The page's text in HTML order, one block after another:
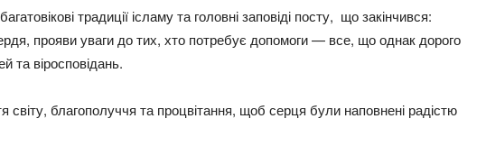
традиції ісламу та головні заповіді посту, що закінчився:
прояви уваги до тих, хто потребує допомоги — все, що однак дорого
та віросповідань.
світу, благополуччя та процвітання, щоб серця були наповнені радістю